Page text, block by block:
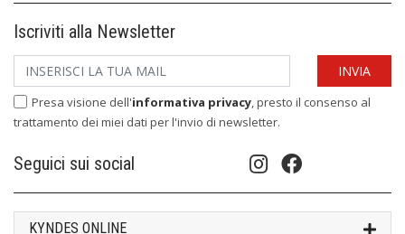
Iscriviti alla Newsletter
Presa visione dell'informativa privacy, presto il consenso al
trattamento dei miei dati per l'invio di newsletter.
Seguici sui social
KYNDES ONLINE